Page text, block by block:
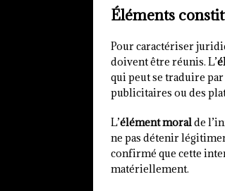
Éléments
Pour caractériser
doivent être réunis. L’
qui peut se traduire
publicitaires ou des
L’élément moralde
ne pas détenir
confirmé que cette
matériellement.